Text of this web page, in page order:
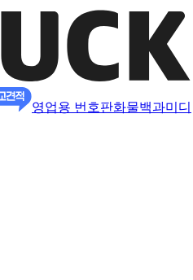
영업용 번호판화물백과미디